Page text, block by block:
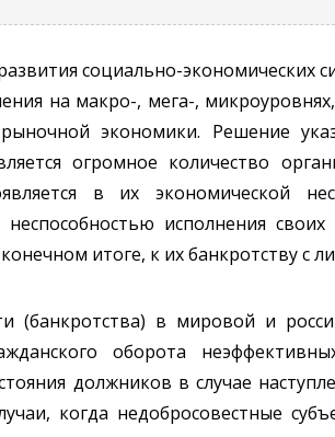
социально-экономических
на макро-, мега-,
экономики. Решение
огромное количество
в их экономической
неспособностью исполнения
итоге, к их банкротству с
(банкротства) в мировой и
оборота
должников в случае
когда недобросовестные